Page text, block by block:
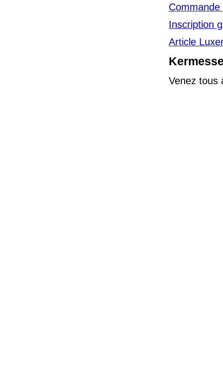
Commande
Inscription
Article
Venez tous